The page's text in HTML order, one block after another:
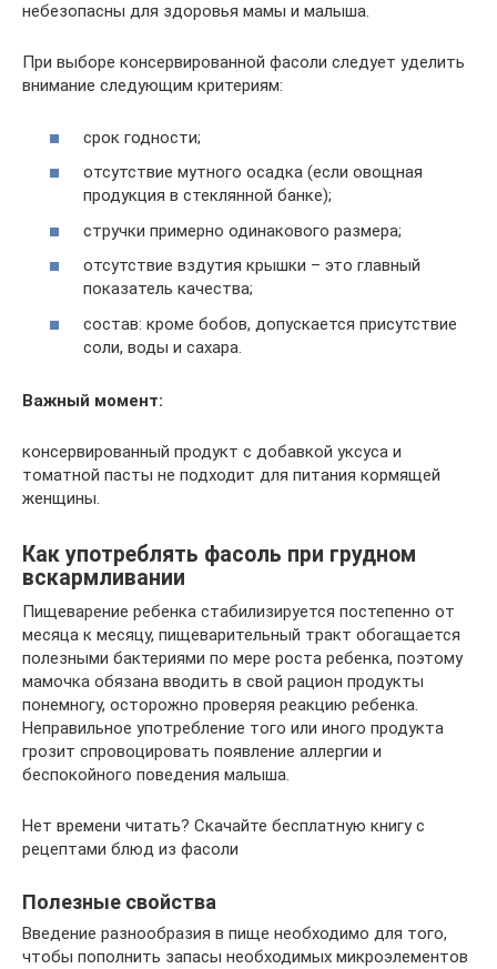
небезопасны для здоровья мамы и малыша.
При выборе консервированной фасоли следует уделить
внимание следующим критериям:
срок годности;
отсутствие мутного осадка (если овощная
продукция в стеклянной банке);
стручки примерно одинакового размера;
отсутствие вздутия крышки – это главный
показатель качества;
состав: кроме бобов, допускается присутствие
соли, воды и сахара.
Важный момент:
консервированный продукт с добавкой уксуса и
томатной пасты не подходит для питания кормящей
женщины.
Как употреблять фасоль при грудном
вскармливании
Пищеварение ребенка стабилизируется постепенно от
месяца к месяцу, пищеварительный тракт обогащается
полезными бактериями по мере роста ребенка, поэтому
мамочка обязана вводить в свой рацион продукты
понемногу, осторожно проверяя реакцию ребенка.
Неправильное употребление того или иного продукта
грозит спровоцировать появление аллергии и
беспокойного поведения малыша.
Нет времени читать? Скачайте бесплатную книгу с
рецептами блюд из фасоли
Полезные свойства
Введение разнообразия в пище необходимо для того,
чтобы пополнить запасы необходимых микроэлементов